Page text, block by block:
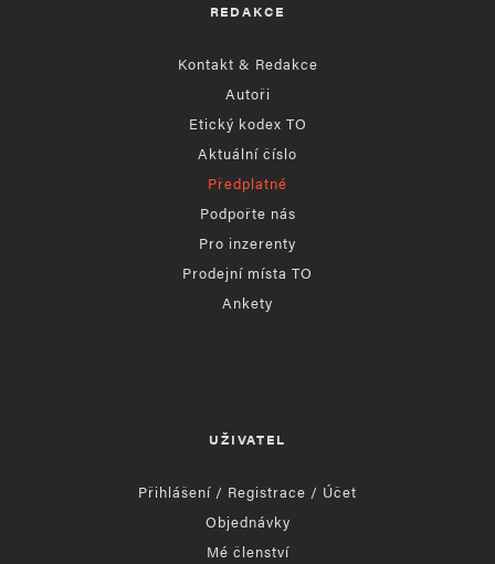
REDAKCE
Kontakt & Redakce
Autoři
Etický kodex TO
Aktuální číslo
Předplatné
Podpořte nás
Pro inzerenty
Prodejní místa TO
Ankety
UŽIVATEL
Přihlášení / Registrace / Účet
Objednávky
Mé členství